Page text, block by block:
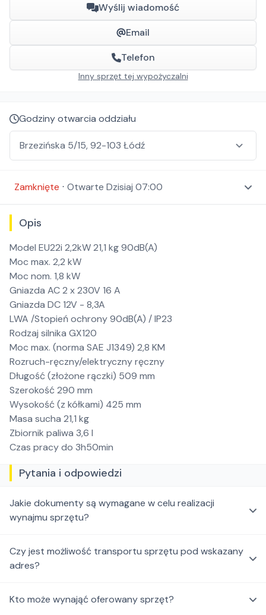
Wyślij wiadomość
Email
Telefon
Inny sprzęt tej wypożyczalni
Godziny otwarcia oddziału
Zamknięte ⋅ Otwarte Dzisiaj 07:00
Opis
Model EU22i 2,2kW 21,1 kg 90dB(A)
Moc max. 2,2 kW
Moc nom. 1,8 kW
Gniazda AC 2 x 230V 16 A
Gniazda DC 12V - 8,3A
LWA /Stopień ochrony 90dB(A) / IP23
Rodzaj silnika GX120
Moc max. (norma SAE J1349) 2,8 KM
Rozruch-ręczny/elektryczny ręczny
Długość (złożone rączki) 509 mm
Szerokość 290 mm
Wysokość (z kółkami) 425 mm
Masa sucha 21,1 kg
Zbiornik paliwa 3,6 l
Czas pracy do 3h50min
Pytania i odpowiedzi
Jakie dokumenty są wymagane w celu realizacji
wynajmu sprzętu?
Czy jest możliwość transportu sprzętu pod wskazany
adres?
Kto może wynająć oferowany sprzęt?